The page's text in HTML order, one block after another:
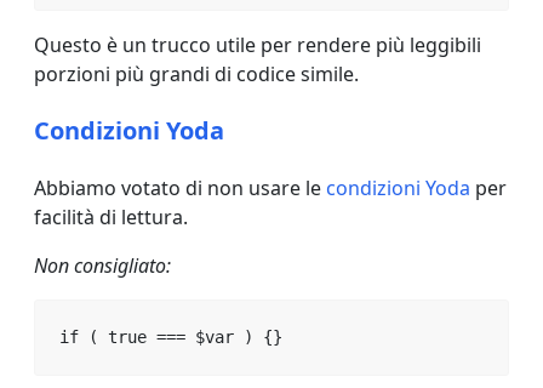
Questo è un trucco utile per rendere più leggibili
porzioni più grandi di codice simile.
Condizioni Yoda
Abbiamo votato di non usare le condizioni Yoda per
facilità di lettura.
Non consigliato:
if ( true === $var ) {}